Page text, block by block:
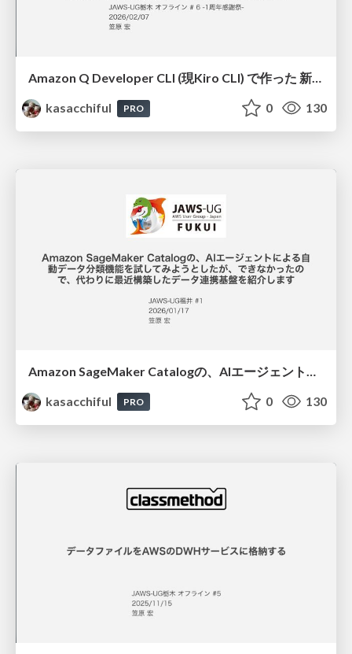
Amazon Q Developer CLI (現Kiro CLI) で作った 新潟ランチマップWebアプリのこれまでとこれから / 20260207jawsug-tochigi
kasacchiful
PRO 0 130
kasacchiful
PRO 0 130